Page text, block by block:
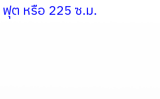
ฟุต หรือ 225 ซ.ม.